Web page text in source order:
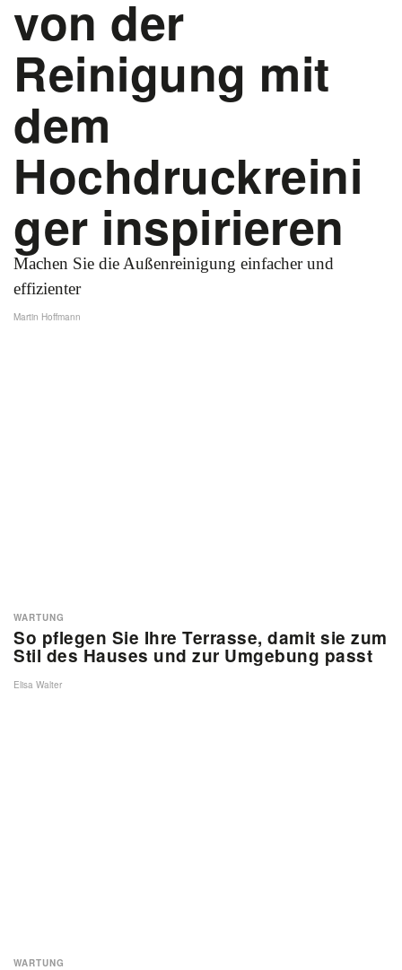
von der
Reinigung mit
dem
Hochdruckreini
ger inspirieren
Machen Sie die Außenreinigung einfacher und
effizienter
Martin Hoffmann
So pflegen Sie Ihre Terrasse, damit sie zum
Stil des Hauses und zur Umgebung passt
WARTUNG
Elisa Walter
WARTUNG